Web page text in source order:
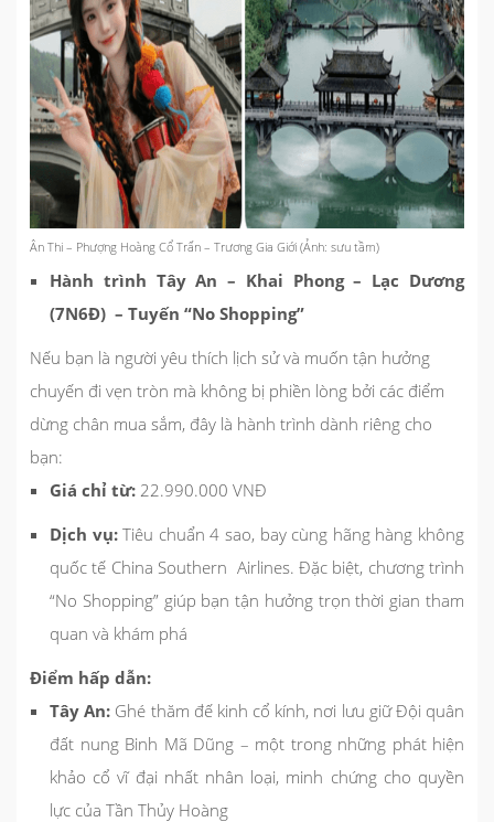
Ân Thi – Phượng Hoàng Cổ Trấn – Trương Gia Giới (Ảnh: sưu tầm)
Hành trình Tây An – Khai Phong – Lạc Dương
(7N6Đ) – Tuyến “No Shopping”
Nếu bạn là người yêu thích lịch sử và muốn tận hưởng
chuyến đi vẹn tròn mà không bị phiền lòng bởi các điểm
dừng chân mua sắm, đây là hành trình dành riêng cho
bạn:
Giá chỉ từ: 22.990.000 VNĐ
Dịch vụ: Tiêu chuẩn 4 sao, bay cùng hãng hàng không
quốc tế China Southern Airlines. Đặc biệt, chương trình
“No Shopping” giúp bạn tận hưởng trọn thời gian tham
quan và khám phá
Điểm hấp dẫn:
Tây An: Ghé thăm đế kinh cổ kính, nơi lưu giữ Đội quân
đất nung Binh Mã Dũng – một trong những phát hiện
khảo cổ vĩ đại nhất nhân loại, minh chứng cho quyền
lực của Tần Thủy Hoàng